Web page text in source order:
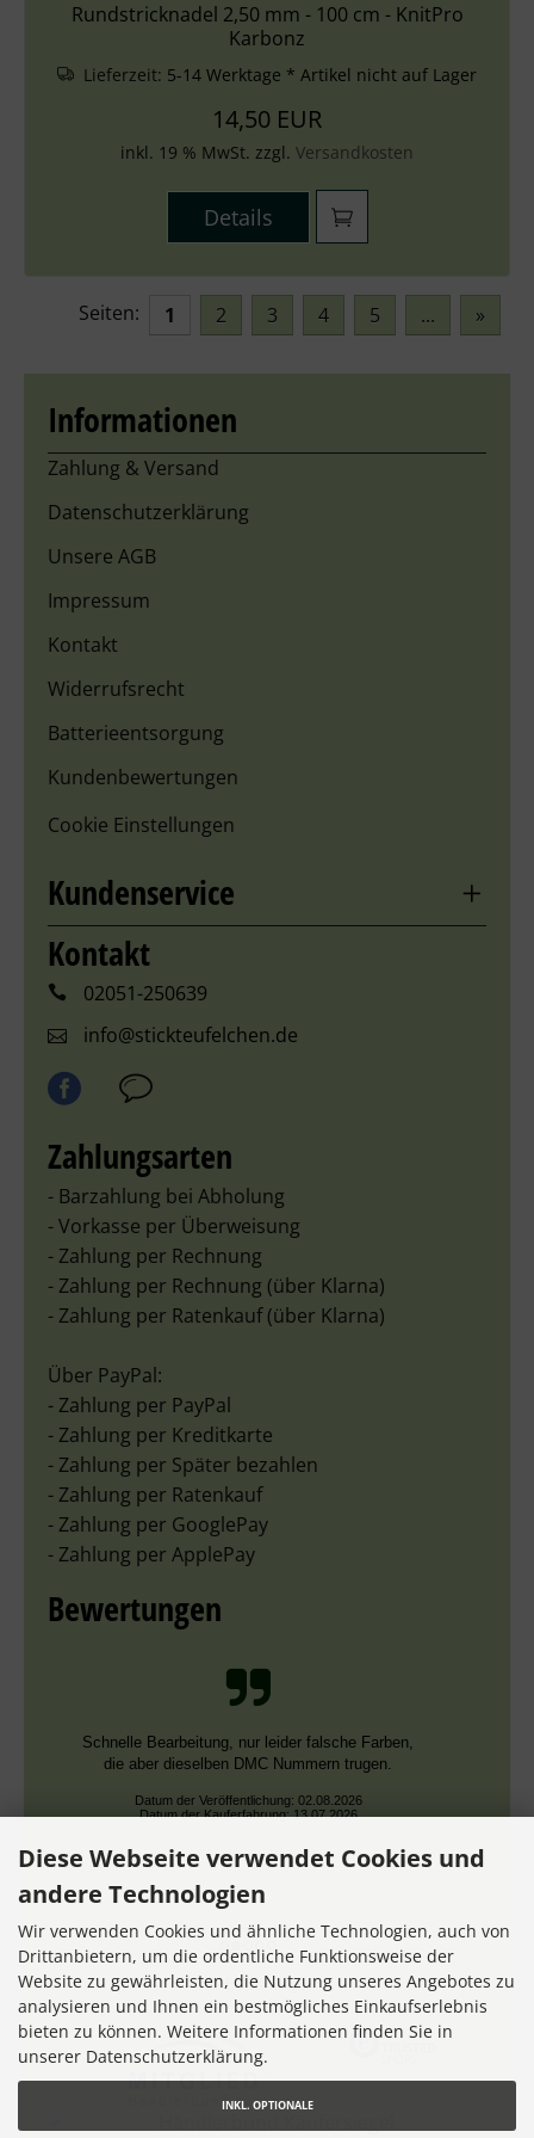
Rundstricknadel 2,50 mm - 100 cm - KnitPro
Karbonz
Lieferzeit: 5-14 Werktage * Artikel nicht auf Lager
14,50 EUR
inkl. 19 % MwSt. zzgl. Versandkosten
Details
Seiten: 1 2 3 4 5 ... »
Informationen
Zahlung & Versand
Datenschutzerklärung
Unsere AGB
Impressum
Kontakt
Widerrufsrecht
Batterieentsorgung
Kundenbewertungen
Cookie Einstellungen
Kundenservice
Kontakt
02051-250639
info@stickteufelchen.de
Zahlungsarten
- Barzahlung bei Abholung
- Vorkasse per Überweisung
- Zahlung per Rechnung
- Zahlung per Rechnung (über Klarna)
- Zahlung per Ratenkauf (über Klarna)
Über PayPal:
- Zahlung per PayPal
- Zahlung per Kreditkarte
- Zahlung per Später bezahlen
- Zahlung per Ratenkauf
- Zahlung per GooglePay
- Zahlung per ApplePay
Bewertungen
Schnelle Bearbeitung, nur leider falsche Farben,
die aber dieselben DMC Nummern trugen.
Datum der Veröffentlichung: 02.08.2026
Datum der Kauferfahrung: 13.07.2026
7,355 Bewertungen
Diese Webseite verwendet Cookies und
andere Technologien
Wir verwenden Cookies und ähnliche Technologien, auch von
Drittanbietern, um die ordentliche Funktionsweise der
Website zu gewährleisten, die Nutzung unseres Angebotes zu
analysieren und Ihnen ein bestmögliches Einkaufserlebnis
bieten zu können. Weitere Informationen finden Sie in
unserer Datenschutzerklärung.
INKL. OPTIONALE